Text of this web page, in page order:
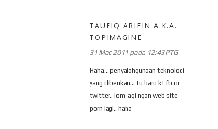
TAUFIQ ARIFIN A.K.A.
TOPIMAGINE
31 Mac 2011 pada 12:43 PTG
Haha... penyalahgunaan teknologi
yang diberikan... tu baru kt fb or
twitter.. lom lagi ngan web site
porn lagi.. haha